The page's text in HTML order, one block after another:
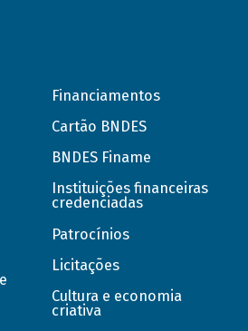
Financiamentos
Cartão BNDES
BNDES Finame
Instituições financeiras
credenciadas
Patrocínios
Licitações
Cultura e economia
criativa